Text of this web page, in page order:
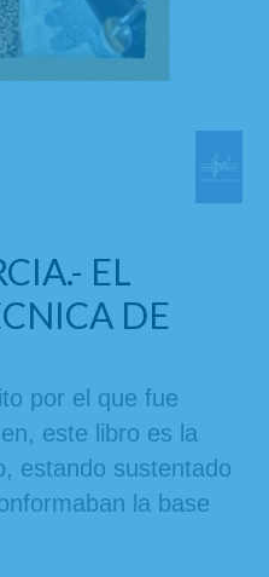
EL
DE
por el que fue
este libro es la
estando sustentado
la base